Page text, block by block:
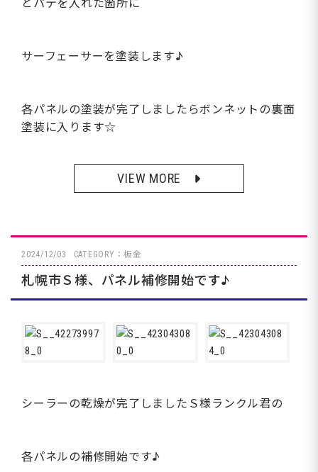
とパテを入れた箇所に
サーフェーサーを塗装します♪
各パネルの塗装が完了しましたらボンネットの裏面
塗装に入ります☆
VIEW MORE
2024/12/03 CATEGORY：板金
札幌市Ｓ様、パネル補修開始です♪
シーラーの乾燥が完了しましたＳ様ランクル君の
各パネルの補修開始です♪